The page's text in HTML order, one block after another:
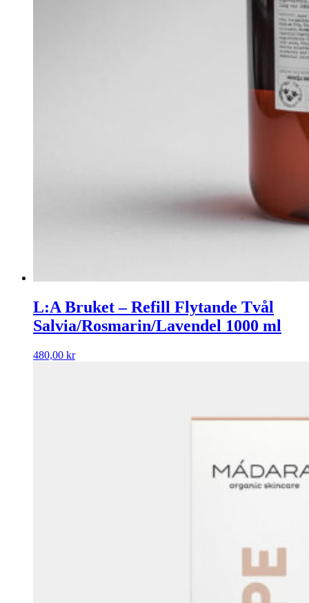
L:A Bruket – Refill Flytande Tvål
Salvia/Rosmarin/Lavendel 1000 ml
480,00 kr